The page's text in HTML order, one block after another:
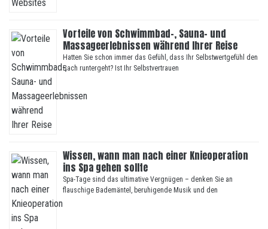
Vorteile von Schwimmbad-, Sauna- und
Massageerlebnissen während Ihrer Reise
Hatten Sie schon immer das Gefühl, dass Ihr Selbstwertgefühl den
Bach runtergeht? Ist Ihr Selbstvertrauen
Wissen, wann man nach einer Knieoperation
ins Spa gehen sollte
Spa-Tage sind das ultimative Vergnügen – denken Sie an
flauschige Bademäntel, beruhigende Musik und den